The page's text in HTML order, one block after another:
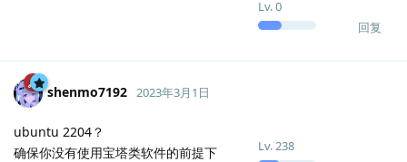
Lv.0
回复
shenmo7192
Lv.238
2023年3月1日
ubuntu 2204？
确保你没有使用宝塔类软件的前提下